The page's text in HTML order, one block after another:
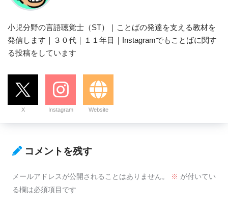
小児分野の言語聴覚士（ST）｜ことばの発達を支える教材を
発信します｜３０代｜１１年目｜Instagramでもことばに関す
る投稿をしています
X Instagram Website
コメントを残す
メールアドレスが公開されることはありません。 ※ が付いてい
る欄は必須項目です